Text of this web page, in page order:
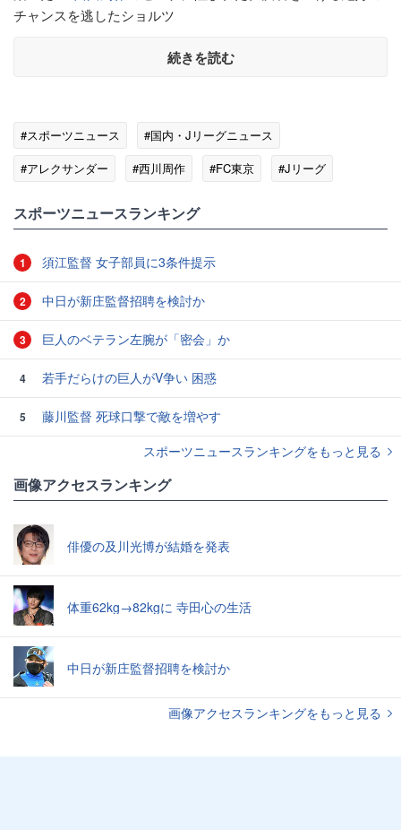
チャンスを逃したショルツ
続きを読む
#スポーツニュース
#国内・Jリーグニュース
#アレクサンダー
#西川周作 #FC東京 #Jリーグ
スポーツニュースランキング
1 須江監督 女子部員に3条件提示
2 中日が新庄監督招聘を検討か
3 巨人のベテラン左腕が「密会」か
4 若手だらけの巨人がV争い 困惑
5
藤川監督 死球口撃で敵を増やす
スポーツニュースランキングをもっと見る
画像アクセスランキング
俳優の及川光博が結婚を発表
体重62kg→82kgに 寺田心の生活
中日が新庄監督招聘を検討か
画像アクセスランキングをもっと見る